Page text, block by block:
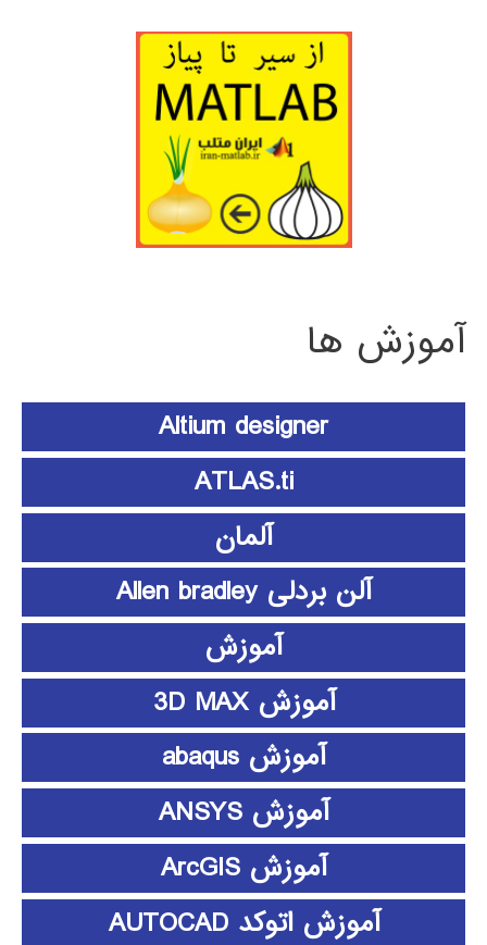
آموزش ها
Altium designer
ATLAS.ti
آلمان
آلن بردلی Allen bradley
آموزش
آموزش 3D MAX
آموزش abaqus
آموزش ANSYS
آموزش ArcGIS
آموزش اتوکد AUTOCAD